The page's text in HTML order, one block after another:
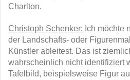
Charlton.
Christoph Schenker: Ich möchte
der Landschafts- oder
Künstler ableitest. Das ist
wahrscheinlich nicht identifiziert
Tafelbild, beispielsweise Figur